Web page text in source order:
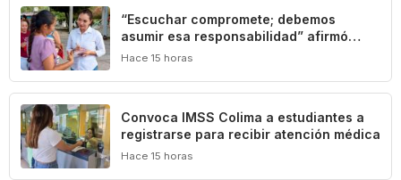
“Escuchar compromete; debemos
asumir esa responsabilidad” afirmó
Mely Romero
Hace 15 horas
Convoca IMSS Colima a estudiantes a
registrarse para recibir atención médica
Hace 15 horas